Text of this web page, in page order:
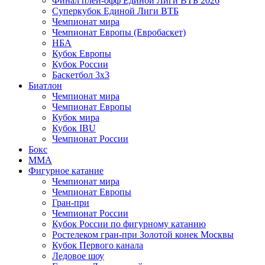
Суперкубок Единой Лиги ВТБ
Чемпионат мира
Чемпионат Европы (Евробаскет)
НБА
Кубок Европы
Кубок России
Баскетбол 3х3
Биатлон
Чемпионат мира
Чемпионат Европы
Кубок мира
Кубок IBU
Чемпионат России
Бокс
MMA
Фигурное катание
Чемпионат мира
Чемпионат Европы
Гран-при
Чемпионат России
Кубок России по фигурному катанию
Ростелеком гран-при Золотой конек Москвы
Кубок Первого канала
Ледовое шоу